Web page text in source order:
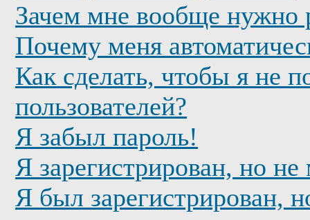
Зачем мне вообще нужно
Почему меня
Как сделать, чтобы я не
пользователей?
Я забыл пароль!
Я зарегистрирован, но
Я был зарегистрирован,